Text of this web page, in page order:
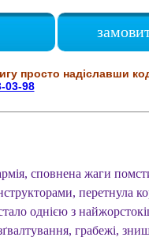
просто надіславши
03-98
сповнена жаги
перетнула
однією з
грабежі,